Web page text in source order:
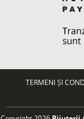
TERMENI ȘI